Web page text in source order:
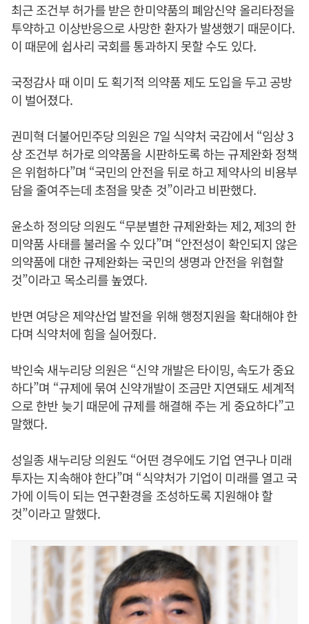
최근 조건부 허가를 받은 한미약품의 폐암신약 올리타정을
투약하고 이상반응으로 사망한 환자가 발생했기 때문이다.
이 때문에 쉽사리 국회를 통과하지 못할 수도 있다.
국정감사 때 이미 도 획기적 의약품 제도 도입을 두고 공방
이 벌어졌다.
권미혁 더불어민주당 의원은 7일 식약처 국감에서 “임상 3
상 조건부 허가로 의약품을 시판하도록 하는 규제완화 정책
은 위험하다”며 “국민의 안전을 뒤로 하고 제약사의 비용부
담을 줄여주는데 초점을 맞춘 것”이라고 비판했다.
윤소하 정의당 의원도 “무분별한 규제완화는 제2, 제3의 한
미약품 사태를 불러올 수 있다”며 “안전성이 확인되지 않은
의약품에 대한 규제완화는 국민의 생명과 안전을 위협할
것”이라고 목소리를 높였다.
반면 여당은 제약산업 발전을 위해 행정지원을 확대해야 한
다며 식약처에 힘을 실어줬다.
박인숙 새누리당 의원은 “신약 개발은 타이밍, 속도가 중요
하다”며 “규제에 묶여 신약개발이 조금만 지연돼도 세계적
으로 한반 늦기 때문에 규제를 해결해 주는 게 중요하다”고
말했다.
성일종 새누리당 의원도 “어떤 경우에도 기업 연구나 미래
투자는 지속해야 한다”며 “식약처가 기업이 미래를 열고 국
가에 이득이 되는 연구환경을 조성하도록 지원해야 할
것”이라고 말했다.